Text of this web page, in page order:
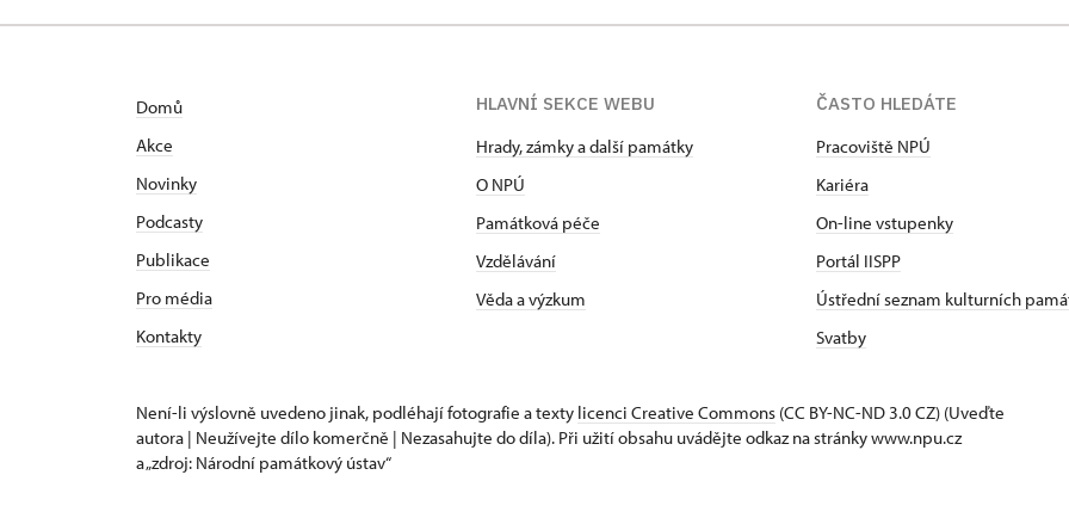
Domů
Akce
Novinky
Podcasty
Publikace
Pro média
Kontakty
HLAVNÍ SEKCE WEBU
Hrady, zámky a další památky
O NPÚ
Památková péče
Vzdělávání
Věda a výzkum
ČASTO HLEDÁTE
Pracoviště NPÚ
Kariéra
On-line vstupenky
Portál IISPP
Ústřední seznam kulturních
Svatby
Není-li výslovně uvedeno jinak, podléhají fotografie a texty licenci Creative Commons (CC BY-NC-ND 3.0 CZ) (Uveďte
autora | Neužívejte dílo komerčně | Nezasahujte do díla). Při užití obsahu uvádějte odkaz na stránky www.npu.cz
a „zdroj: Národní památkový ústav“